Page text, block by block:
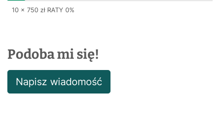
10 x 750 zł RATY 0%
Podoba mi się!
Napisz wiadomość